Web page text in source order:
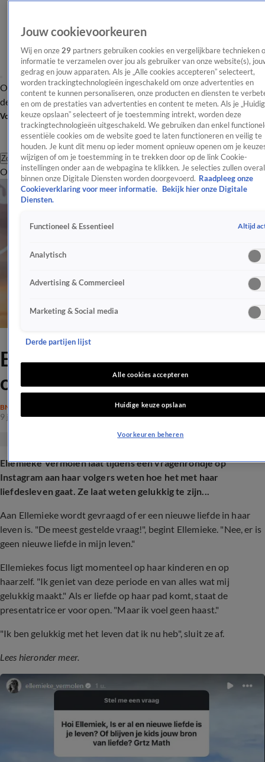
OverzichtAfleveringen Entertainment TV Algemeen
Tip
de redactieNieuwsbrief
Volg Shownieuws
Zoeken
OverzichtEntertainmentSpraakmakendRealityCrimeVideo's
Ellemieke Vermolen
openhartig over liefdesleven
BN'ERS
9 juni 2026, 16:15
Ellemieke Vermolen laat tijdens een vragenrondje op
Instagram aan haar volgers weten hoe het met haar
liefdesleven gaat. Ze laat weten gelukkig te zijn...
Aan Ellemieke wordt gevraagd of er een nieuwe liefde in haar
leven is. "De meest gestelde vraag!", begint Ellemieke. "Nee, er is
geen nieuwe liefde in mijn leven."
Ellemiekes focus ligt momenteel op haar kinderen en op
haarzelf. "Ik geniet van deze periode en van alles wat mij
gelukkig maakt." Als er liefde op haar pad komt, staat de
presentatrice er voor open. "Maar ik voel geen haast."
"Ik ben gelukkig met het leven dat ik nu heb", sluit ze af.
Lees hieronder meer.
Jouw cookievoorkeuren
Wij en onze 29 partners gebruiken cookies en vergelijkbare technieken
informatie te verzamelen over jou als gebruiker van onze website(s),
gedrag en jouw apparaten. Als je „Alle cookies accepteren” selecteert,
worden trackingtechnologieën ingeschakeld om onze advertenties en
content te kunnen personaliseren, onze producten en diensten te
en om de prestaties van advertenties en content te meten. Als je
keuze opslaan” selecteert of je toestemming intrekt, worden deze
trackingtechnologieën uitgeschakeld. We gebruiken dan enkel
essentiële cookies om de website goed te laten functioneren en veilig te
houden. Je kunt dit menu op ieder moment opnieuw openen om je
wijzigen of om je toestemming in te trekken door op de link Cookie-
instellingen onder aan de webpagina te klikken. Je selecties zullen overal
binnen onze Digitale Diensten worden doorgevoerd. Raadpleeg onze
Cookieverklaring voor meer informatie.
Bekijk hier onze Digitale
Diensten.
Functioneel & Essentieel Altijd
Analytisch
Advertising & Commercieel
Marketing & Social media
Derde partijen lijst
Alle cookies accepteren
Huidige keuze opslaan
Voorkeuren beheren